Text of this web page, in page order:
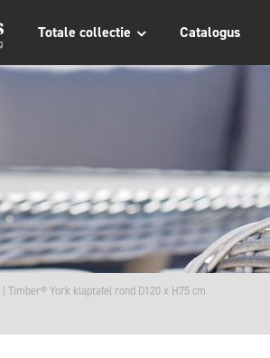
Totale collectie Catalogus
Timber® York klaptafel rond D120 x H75 cm